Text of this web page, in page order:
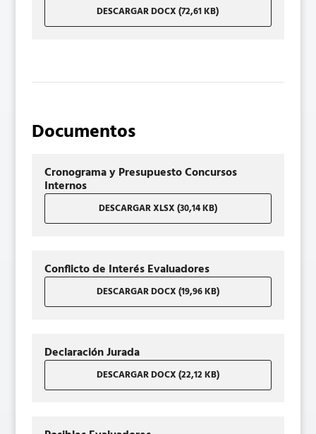
DESCARGAR DOCX (72,61 KB)
Documentos
Cronograma y Presupuesto Concursos
Internos
DESCARGAR XLSX (30,14 KB)
Conflicto de Interés Evaluadores
DESCARGAR DOCX (19,96 KB)
Declaración Jurada
DESCARGAR DOCX (22,12 KB)